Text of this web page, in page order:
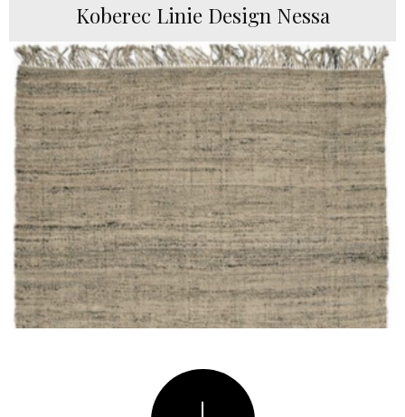
Koberec Linie Design Nessa